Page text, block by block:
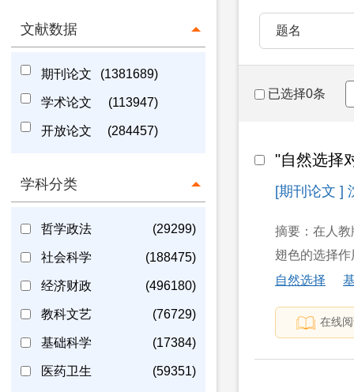
文献数据
期刊论文 (1381689)
学术论文 (113947)
开放论文 (284457)
学科分类
哲学政法 (29299)
社会科学 (188475)
经济财政 (496180)
教科文艺 (76729)
基础科学 (17384)
医药卫生 (59351)
题名
已选择0条
"自然选择
[期刊论文 ]
摘要：在人
翅色的选择
自然选择
在线